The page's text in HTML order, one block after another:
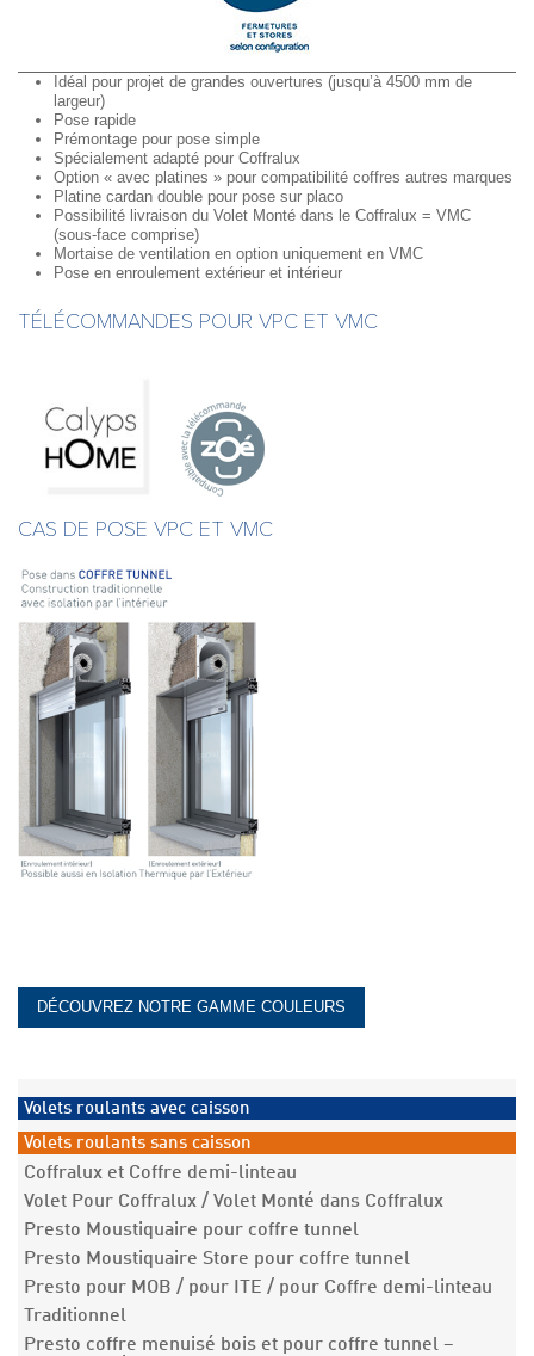
Idéal pour projet de grandes ouvertures (jusqu’à 4500 mm de
largeur)
Pose rapide
Prémontage pour pose simple
Spécialement adapté pour Coffralux
Option « avec platines » pour compatibilité coffres autres marques
Platine cardan double pour pose sur placo
Possibilité livraison du Volet Monté dans le Coffralux = VMC
(sous-face comprise)
Mortaise de ventilation en option uniquement en VMC
Pose en enroulement extérieur et intérieur
TÉLÉCOMMANDES POUR VPC ET VMC
CAS DE POSE VPC ET VMC
DÉCOUVREZ NOTRE GAMME COULEURS
Volets roulants avec caisson
Volets roulants sans caisson
Coffralux et Coffre demi-linteau
Volet Pour Coffralux / Volet Monté dans Coffralux
Presto Moustiquaire pour coffre tunnel
Presto Moustiquaire Store pour coffre tunnel
Presto pour MOB / pour ITE / pour Coffre demi-linteau
Traditionnel
Presto coffre menuisé bois et pour coffre tunnel –